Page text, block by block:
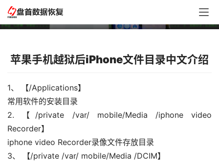
越狱后iPhone 手机文件目录中文介绍
苹果手机越狱后iPhone文件目录中文介绍
1、 【/Applications】
常用软件的安装目录
2. 【/private /var/ mobile/Media /iphone video
Recorder】
iphone video Recorder录像文件存放目录
3、 【/private /var/ mobile/Media /DCIM】